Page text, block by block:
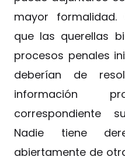
mayor formalidad.
que las querellas
procesos penales
deberían de
información
correspondiente
Nadie tiene
abiertamente de